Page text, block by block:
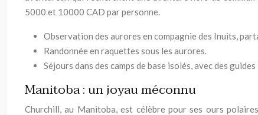
5000 et 10000 CAD par personne.
Observation des aurores en compagnie des Inuits,
Randonnée en raquettes sous les aurores.
Séjours dans des camps de base isolés, avec des
Manitoba : un joyau méconnu
Churchill, au Manitoba, est célèbre pour ses ours